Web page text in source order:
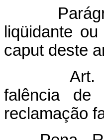
liqüidante
caput deste
Art.
falência de
reclamação